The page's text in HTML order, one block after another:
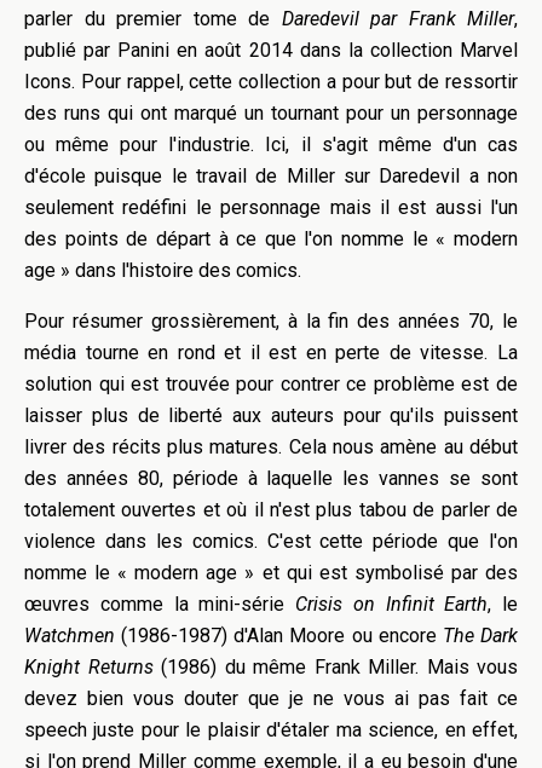
parler du premier tome de Daredevil par Frank Miller,
publié par Panini en août 2014 dans la collection Marvel
Icons. Pour rappel, cette collection a pour but de ressortir
des runs qui ont marqué un tournant pour un personnage
ou même pour l'industrie. Ici, il s'agit même d'un cas
d'école puisque le travail de Miller sur Daredevil a non
seulement redéfini le personnage mais il est aussi l'un
des points de départ à ce que l'on nomme le « modern
age » dans l'histoire des comics.
Pour résumer grossièrement, à la fin des années 70, le
média tourne en rond et il est en perte de vitesse. La
solution qui est trouvée pour contrer ce problème est de
laisser plus de liberté aux auteurs pour qu'ils puissent
livrer des récits plus matures. Cela nous amène au début
des années 80, période à laquelle les vannes se sont
totalement ouvertes et où il n'est plus tabou de parler de
violence dans les comics. C'est cette période que l'on
nomme le « modern age » et qui est symbolisé par des
œuvres comme la mini-série Crisis on Infinit Earth, le
Watchmen (1986-1987) d'Alan Moore ou encore The Dark
Knight Returns(1986) du même Frank Miller. Mais vous
devez bien vous douter que je ne vous ai pas fait ce
speech juste pour le plaisir d'étaler ma science, en effet,
si l'on prend Miller comme exemple, il a eu besoin d'une